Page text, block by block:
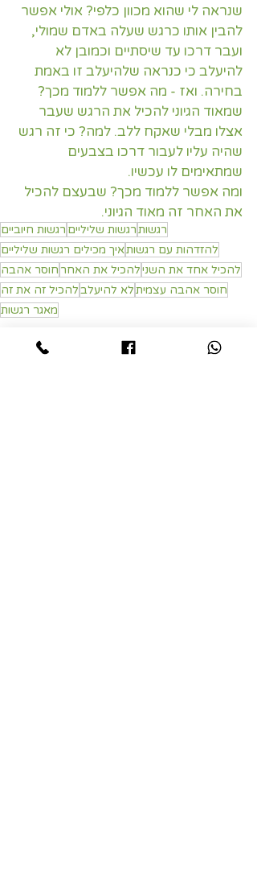
שנראה לי שהוא מכוון כלפי? אולי אפשר
להבין אותו כרגש שעלה באדם שמולי,
ועבר דרכו עד שיסתיים וכמובן לא
להיעלב כי כנראה שלהיעלב זו באמת
בחירה. ואז - מה אפשר ללמוד מכך?
שמאוד הגיוני להכיל את הרגש שעבר
אצלו מבלי שאקח ללב. למה? כי זה רגש
שהיה עליו לעבור דרכו בצבעים
שמתאימים לו עכשיו.
ומה אפשר ללמוד מכך? שבעצם להכיל
את האחר זה מאוד הגיוני.
רגשותרגשות שליליים רגשות חיוביים
להזדהות עם רגשותאיך מכילים רגשות שליליים
להכיל אחד את השנילהכיל את האחר חוסר אהבה
חוסר אהבה עצמיתלא להיעלבלהכיל זה את זה
מאגר רגשות